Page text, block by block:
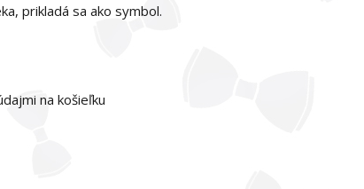
prikladá sa ako symbol.
na košieľku